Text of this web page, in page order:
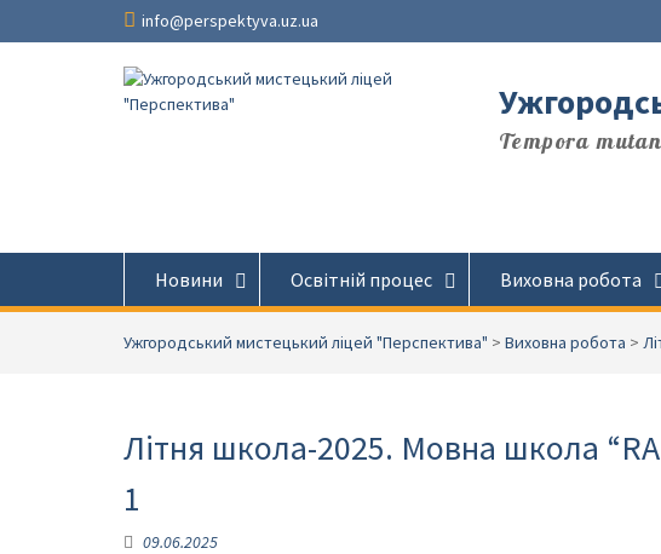
info@perspektyva.uz.ua
Tempora
Новини Освітній процес Виховна робота
Ужгородський мистецький ліцей "Перспектива" > Виховна робота >
Літня школа-2025. Мовна школа
1
09.06.2025